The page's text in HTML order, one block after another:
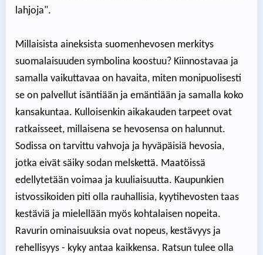
lahjoja".
Millaisista aineksista suomenhevosen merkitys
suomalaisuuden symbolina koostuu? Kiinnostavaa ja
samalla vaikuttavaa on havaita, miten monipuolisesti
se on palvellut isäntiään ja emäntiään ja samalla koko
kansakuntaa. Kulloisenkin aikakauden tarpeet ovat
ratkaisseet, millaisena se hevosensa on halunnut.
Sodissa on tarvittu vahvoja ja hyväpäisiä hevosia,
jotka eivät säiky sodan melskettä. Maatöissä
edellytetään voimaa ja kuuliaisuutta. Kaupunkien
istvossikoiden piti olla rauhallisia, kyytihevosten taas
kestäviä ja mielellään myös kohtalaisen nopeita.
Ravurin ominaisuuksia ovat nopeus, kestävyys ja
rehellisyys - kyky antaa kaikkensa. Ratsun tulee olla